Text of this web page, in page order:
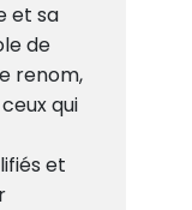
et sa
de
renom,
qui
et